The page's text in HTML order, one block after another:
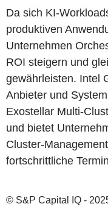
Da sich KI-
produktiven
Unternehmen
ROI steigern und
gewährleisten. Intel
Anbieter und
Exostellar Multi-
und bietet
Cluster-
fortschrittliche
© S&P Capital IQ -